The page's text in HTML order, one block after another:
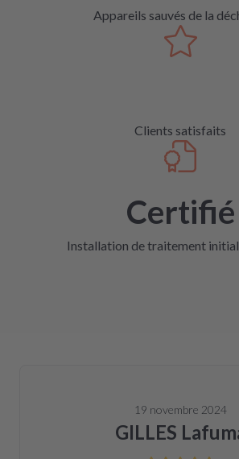
Appareils sauvés de la
Clients satisfaits
Certifié
Installation de traitement
19 novembre 2024
GILLES